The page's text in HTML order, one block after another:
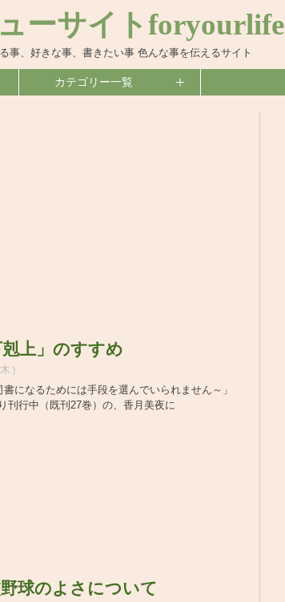
ーサイトforyourlife
事、好きな事、書きたい事 色んな事を伝えるサイト
カテゴリー一覧
剋上」のすすめ
）
書になるためには手段を選んでいられません～」
刊行中（既刊27巻）の、香月美夜に
球のよさについて